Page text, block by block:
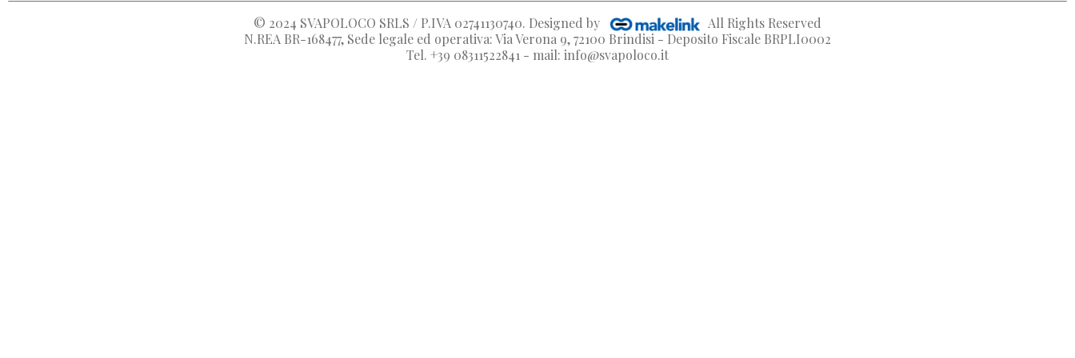
© 2024 SVAPOLOCO SRLS / P.IVA 02741130740. Designed by
All Rights Reserved
N.REA BR-168477, Sede legale ed operativa: Via Verona 9, 72100 Brindisi - Deposito Fiscale BRPLI0002
Tel. +39 08311522841 - mail: info@svapoloco.it